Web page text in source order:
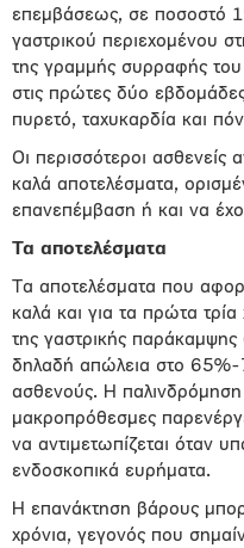
επεμβάσεως, σε ποσοστό
γαστρικού περιεχομένου
της γραμμής συρραφής
στις πρώτες δύο εβδομάδες
πυρετό, ταχυκαρδία και
Οι περισσότεροι ασθενείς
καλά αποτελέσματα,
επανεπέμβαση ή και να
Τα αποτελέσματα
Τα αποτελέσματα που
καλά και για τα πρώτα
της γαστρικής
δηλαδή απώλεια στο 65%-
ασθενούς. Η παλινδρόμηση
μακροπρόθεσμες
να αντιμετωπίζεται όταν
ενδοσκοπικά ευρήματα.
Η επανάκτηση βάρους
χρόνια, γεγονός που